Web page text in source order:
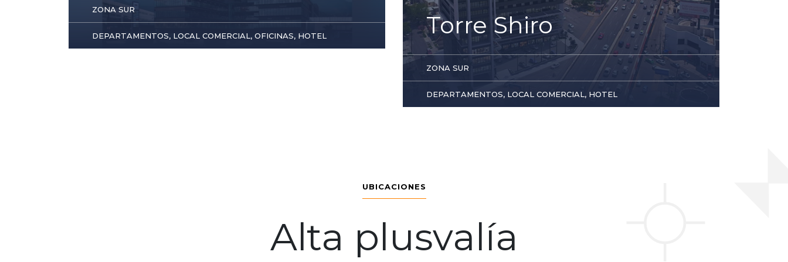
ZONA SUR
DEPARTAMENTOS, LOCAL COMERCIAL, OFICINAS, HOTEL Torre Shiro
ZONA SUR
DEPARTAMENTOS, LOCAL COMERCIAL, HOTEL
UBICACIONES
Alta plusvalía